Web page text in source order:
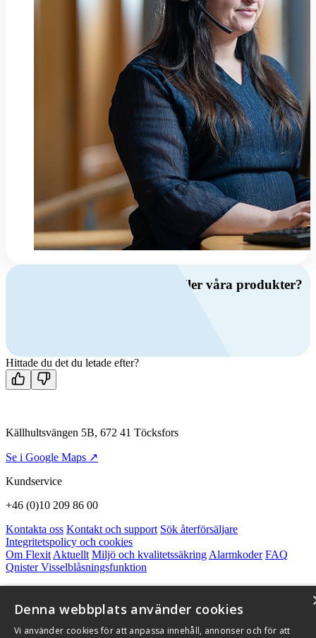
Har du frågor om ventilation eller våra produkter?
Kontakta oss
Hittade du det du letade efter?
Källhultsvängen 5B, 672 41 Töcksfors
Se i Google Maps ↗
Kundservice
+46 (0)10 209 86 00
Kontakta oss Kontakt och support Sök återförsäljare
Integritetspolicy och cookies
Om Flexit Aktuellt Miljö och kvalitetssäkring Alarmkoder FAQ
Qnister Visselblåsningsfunktion
Aktuellt Miljö och kvalitetssäkring
Denna webbplats använder cookies
Vi använder cookies för att anpassa innehåll, annonser och för att